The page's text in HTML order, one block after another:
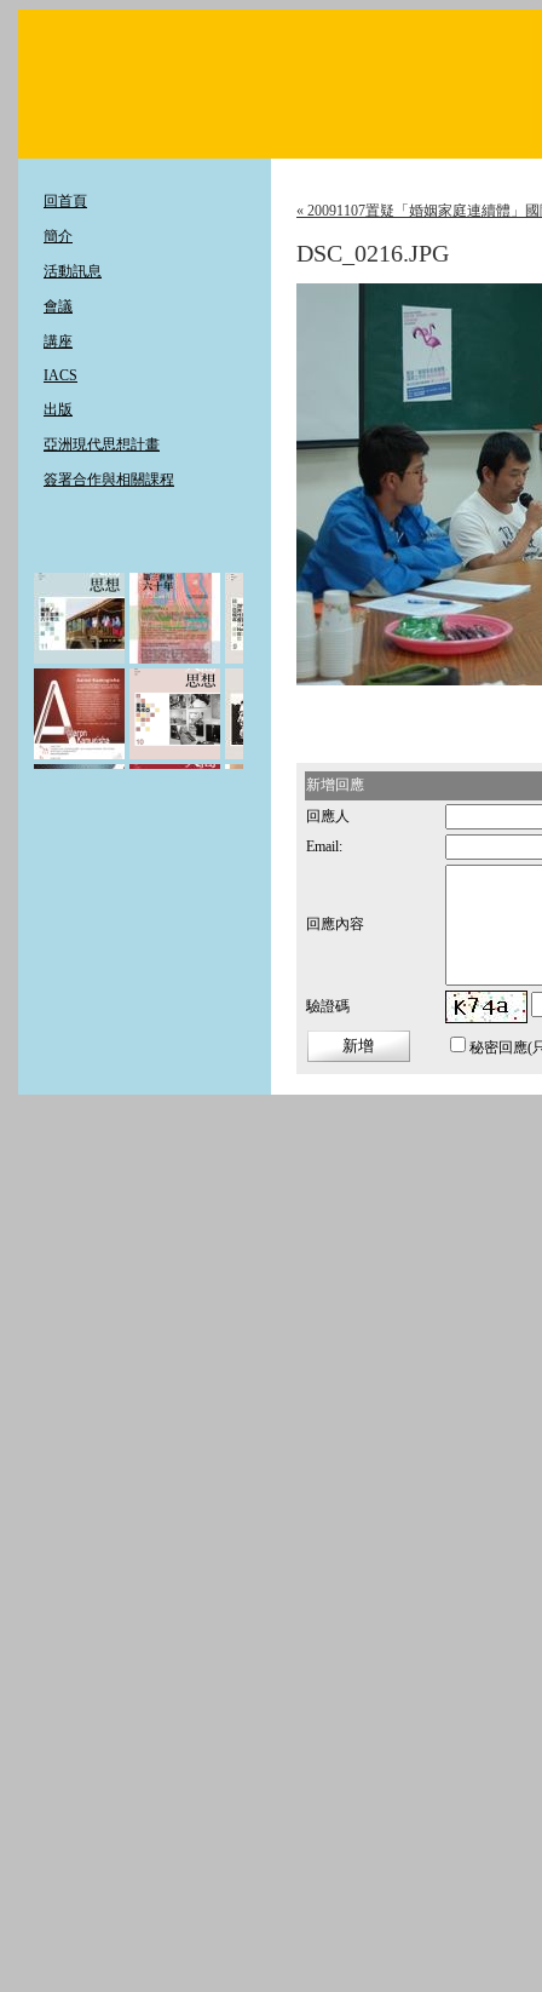
回首頁
簡介
活動訊息
會議
講座
IACS
出版
亞洲現代思想計畫
簽署合作與相關課程
« 20091107置疑「婚姻家庭連續體」
DSC_0216.JPG
新增回應
回應人
Email:
回應內容
驗證碼
秘密回應(